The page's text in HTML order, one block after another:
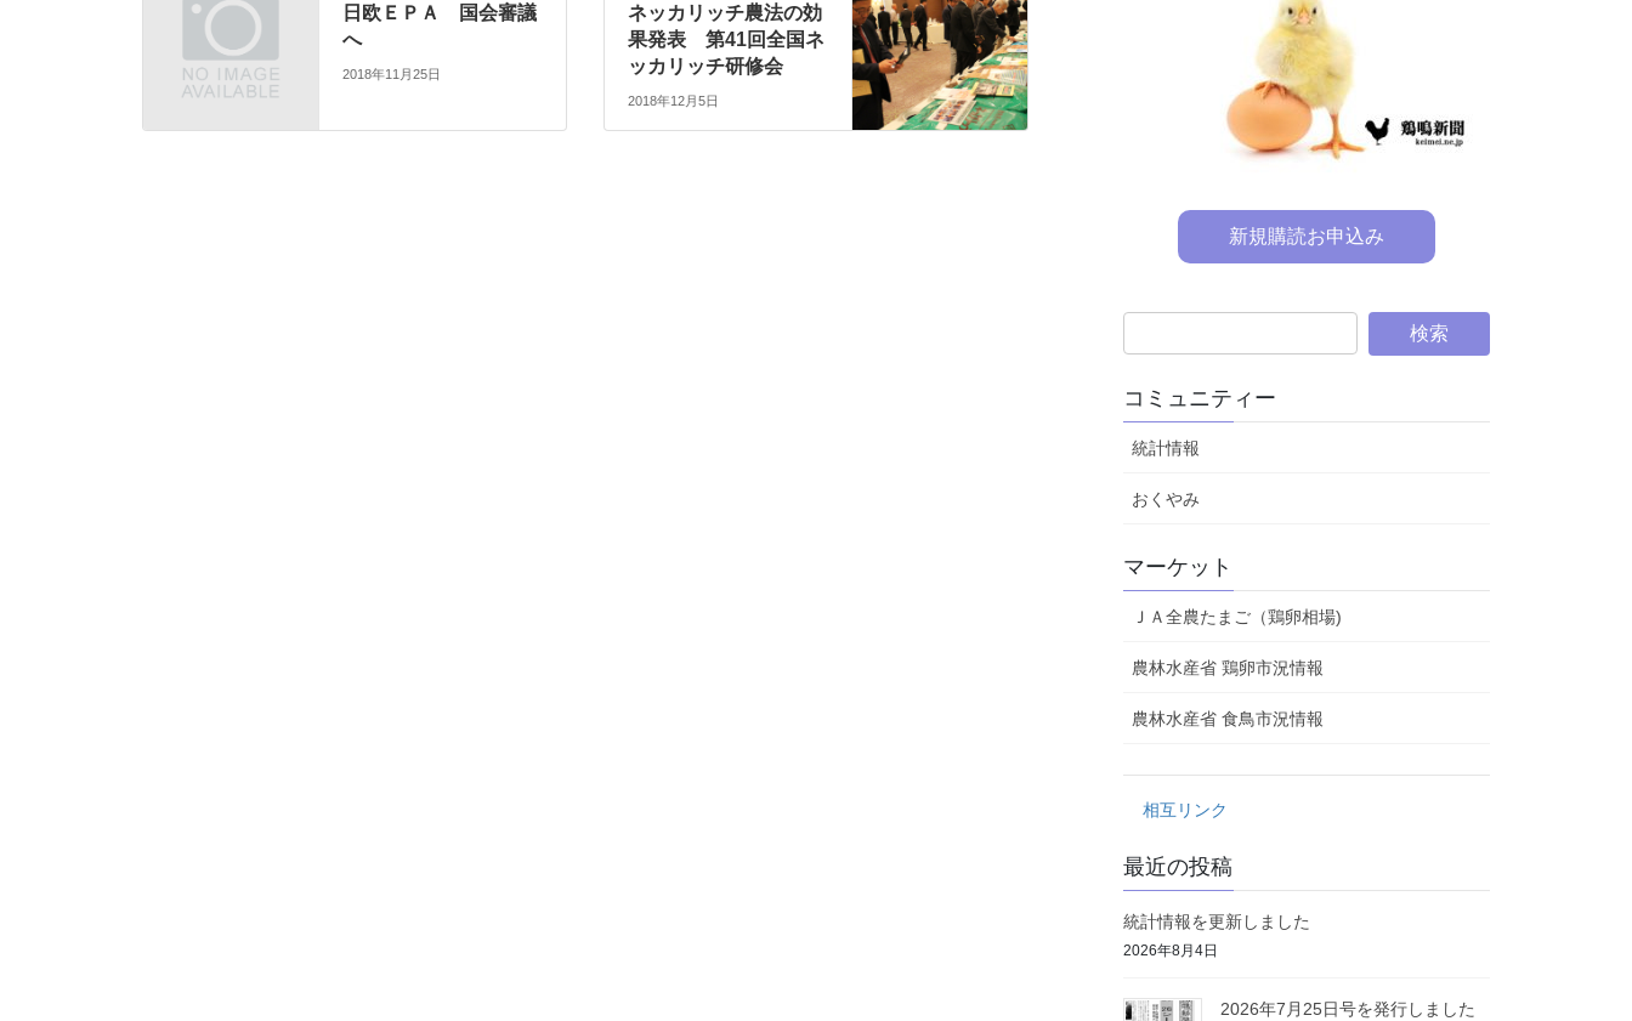
日欧ＥＰＡ 国会審議
へ
2018年11月25日
ネッカリッチ農法の効
果発表 第41回全国ネ
ッカリッチ研修会
2018年12月5日
新規購読お申込み
コミュニティー
統計情報
おくやみ
マーケット
ＪＡ全農たまご（鶏卵相場)
農林水産省 鶏卵市況情報
農林水産省 食鳥市況情報
相互リンク
最近の投稿
統計情報を更新しました
2026年8月4日
2026年7月25日号を発行しました